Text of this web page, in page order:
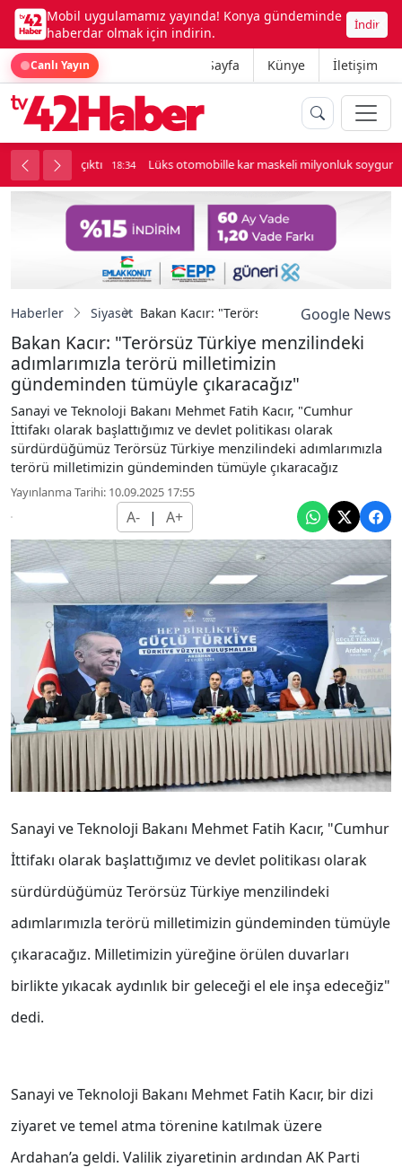
Mobil uygulamamız yayında! Konya gündeminde
haberdar olmak için indirin.
İndir
Canlı Yayın Ana Sayfa Künye İletişim
kavga çıktı 18:34 Lüks otomobille kar maskeli milyonluk soygun
Haberler Siyaset Bakan Kacır: "Terörsüz TürkiyeGoogle News
Bakan Kacır: "Terörsüz Türkiye menzilindeki
adımlarımızla terörü milletimizin
gündeminden tümüyle çıkaracağız"
Sanayi ve Teknoloji Bakanı Mehmet Fatih Kacır, "Cumhur
İttifakı olarak başlattığımız ve devlet politikası olarak
sürdürdüğümüz Terörsüz Türkiye menzilindeki adımlarımızla
terörü milletimizin gündeminden tümüyle çıkaracağız
Yayınlanma Tarihi: 10.09.2025 17:55
A- | A+
Sanayi ve Teknoloji Bakanı Mehmet Fatih Kacır, "Cumhur
İttifakı olarak başlattığımız ve devlet politikası olarak
sürdürdüğümüz Terörsüz Türkiye menzilindeki
adımlarımızla terörü milletimizin gündeminden tümüyle
çıkaracağız. Milletimizin yüreğine örülen duvarları
birlikte yıkacak aydınlık bir geleceği el ele inşa edeceğiz"
dedi.
Sanayi ve Teknoloji Bakanı Mehmet Fatih Kacır, bir dizi
ziyaret ve temel atma törenine katılmak üzere
Ardahan’a geldi. Valilik ziyaretinin ardından AK Parti